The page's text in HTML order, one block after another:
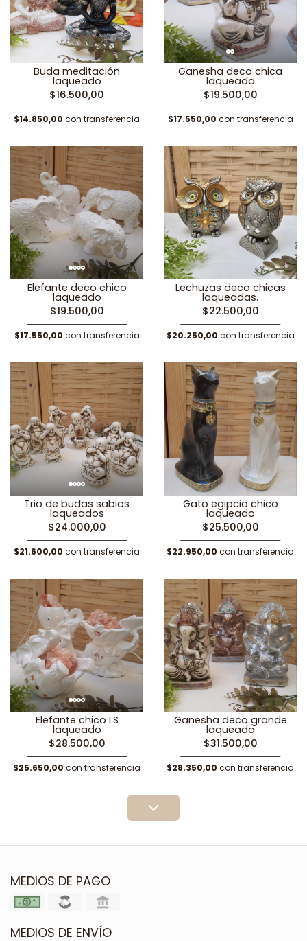
Buda meditación
laqueado
$16.500,00
$14.850,00 con transferencia
Ganesha deco chica
laqueada
$19.500,00
$17.550,00 con transferencia
Elefante deco chico
laqueado
$19.500,00
$17.550,00 con transferencia
Lechuzas deco chicas
laqueadas.
$22.500,00
$20.250,00 con transferencia
Trio de budas sabios
laqueados
$24.000,00
$21.600,00 con transferencia
Gato egipcio chico
laqueado
$25.500,00
$22.950,00 con transferencia
Elefante chico LS
laqueado
$28.500,00
$25.650,00 con transferencia
Ganesha deco grande
laqueada
$31.500,00
$28.350,00 con transferencia
MEDIOS DE PAGO
MEDIOS DE ENVÍO